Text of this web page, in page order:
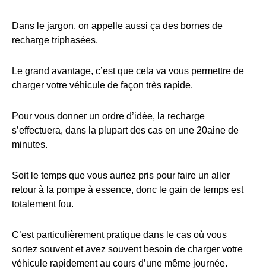
Dans le jargon, on appelle aussi ça des bornes de
recharge triphasées.
Le grand avantage, c’est que cela va vous permettre de
charger votre véhicule de façon très rapide.
Pour vous donner un ordre d’idée, la recharge
s’effectuera, dans la plupart des cas en une 20aine de
minutes.
Soit le temps que vous auriez pris pour faire un aller
retour à la pompe à essence, donc le gain de temps est
totalement fou.
C’est particulièrement pratique dans le cas où vous
sortez souvent et avez souvent besoin de charger votre
véhicule rapidement au cours d’une même journée.